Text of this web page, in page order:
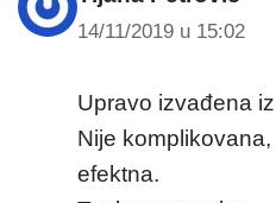
14/11/2019 u 15:02
Upravo izvađena
Nije
efektna.